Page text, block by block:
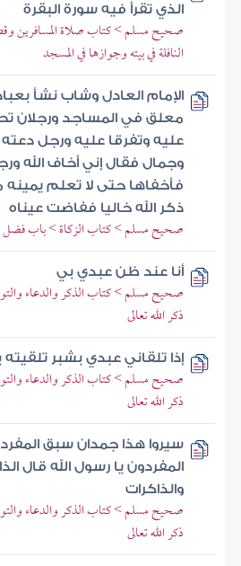
الذي تقرأ فيه سورة البقرة
صحيح مسلم > كتاب صلاة المسافرين
النافلة في بيته وجوازها في المسجد
الإمام العادل وشاب نشأ
معلق في المساجد ورجلان
عليه وتفرقا عليه ورجل
وجمال فقال إني أخاف الله
فأخفاها حتى لا تعلم
ذكر الله خاليا ففاضت عيناه
صحيح مسلم > كتاب الزكاة > باب فضل
أنا عند ظن عبدي بي
صحيح مسلم > كتاب الذكر والدعاء
ذكر الله تعالى
إذا تلقاني عبدي بشبر تلقيته
صحيح مسلم > كتاب الذكر والدعاء
ذكر الله تعالى
سيروا هذا جمدان سبق
المفردون يا رسول الله قال
والذاكرات
صحيح مسلم > كتاب الذكر والدعاء
ذكر الله تعالى